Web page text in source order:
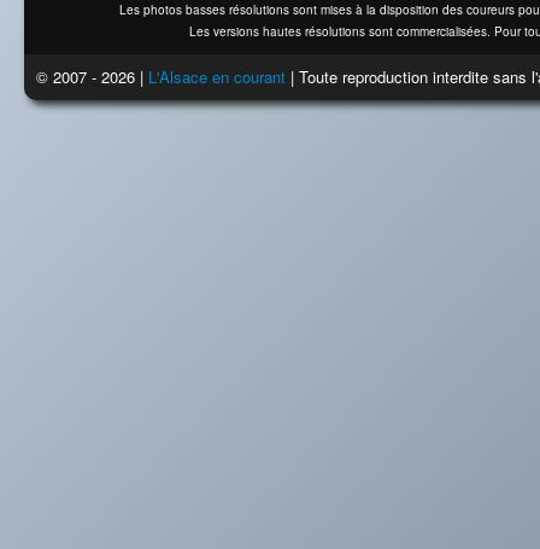
Les photos basses résolutions sont mises à la disposition des coureurs
Les versions hautes résolutions sont commercialisées. Pour
© 2007 - 2026 | L'Alsace en courant | Toute reproduction interdite sans